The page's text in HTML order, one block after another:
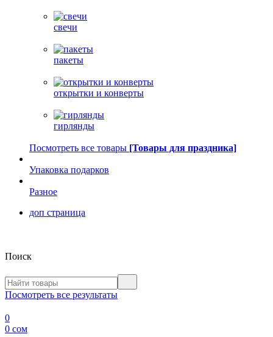
свечи
пакеты
открытки и конверты
гирлянды
Посмотреть все товары [Товары для праздника]
Упаковка подарков
Разное
доп страница
Поиск
Посмотреть все результаты
0
0 сом